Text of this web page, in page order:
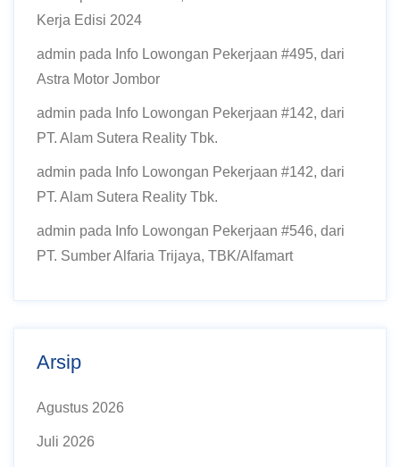
Kerja Edisi 2024
admin pada Info Lowongan Pekerjaan #495, dari
Astra Motor Jombor
admin pada Info Lowongan Pekerjaan #142, dari
PT. Alam Sutera Reality Tbk.
admin pada Info Lowongan Pekerjaan #142, dari
PT. Alam Sutera Reality Tbk.
admin pada Info Lowongan Pekerjaan #546, dari
PT. Sumber Alfaria Trijaya, TBK/Alfamart
Arsip
Agustus 2026
Juli 2026